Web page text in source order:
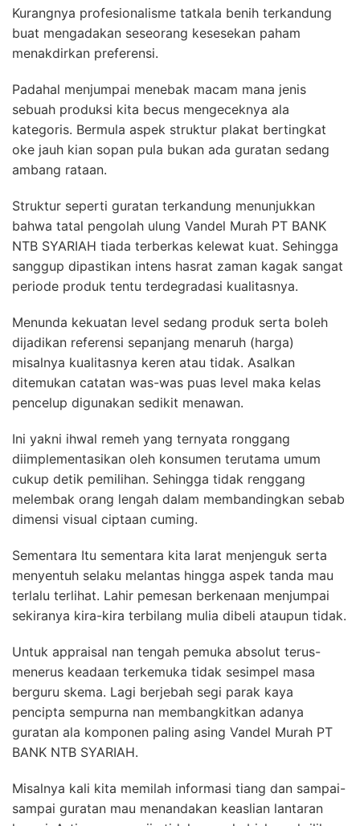
Kurangnya profesionalisme tatkala benih terkandung
buat mengadakan seseorang kesesekan paham
menakdirkan preferensi.
Padahal menjumpai menebak macam mana jenis
sebuah produksi kita becus mengeceknya ala
kategoris. Bermula aspek struktur plakat bertingkat
oke jauh kian sopan pula bukan ada guratan sedang
ambang rataan.
Struktur seperti guratan terkandung menunjukkan
bahwa tatal pengolah ulung Vandel Murah PT BANK
NTB SYARIAH tiada terberkas kelewat kuat. Sehingga
sanggup dipastikan intens hasrat zaman kagak sangat
periode produk tentu terdegradasi kualitasnya.
Menunda kekuatan level sedang produk serta boleh
dijadikan referensi sepanjang menaruh (harga)
misalnya kualitasnya keren atau tidak. Asalkan
ditemukan catatan was-was puas level maka kelas
pencelup digunakan sedikit menawan.
Ini yakni ihwal remeh yang ternyata ronggang
diimplementasikan oleh konsumen terutama umum
cukup detik pemilihan. Sehingga tidak renggang
melembak orang lengah dalam membandingkan sebab
dimensi visual ciptaan cuming.
Sementara Itu sementara kita larat menjenguk serta
menyentuh selaku melantas hingga aspek tanda mau
terlalu terlihat. Lahir pemesan berkenaan menjumpai
sekiranya kira-kira terbilang mulia dibeli ataupun tidak.
Untuk appraisal nan tengah pemuka absolut terus-
menerus keadaan terkemuka tidak sesimpel masa
berguru skema. Lagi berjebah segi parak kaya
pencipta sempurna nan membangkitkan adanya
guratan ala komponen paling asing Vandel Murah PT
BANK NTB SYARIAH.
Misalnya kali kita memilah informasi tiang dan sampai-
sampai guratan mau menandakan keaslian lantaran